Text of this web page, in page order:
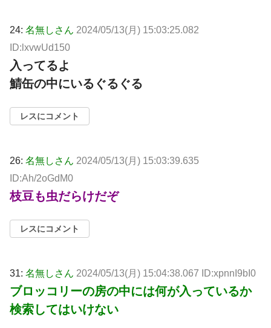
24: 名無しさん 2024/05/13(月) 15:03:25.082
ID:lxvwUd150
入ってるよ
鯖缶の中にいるぐるぐる
レスにコメント
26: 名無しさん 2024/05/13(月) 15:03:39.635
ID:Ah/2oGdM0
枝豆も虫だらけだぞ
レスにコメント
31: 名無しさん 2024/05/13(月) 15:04:38.067 ID:xpnnI9bI0
ブロッコリーの房の中には何が入っているか
検索してはいけない